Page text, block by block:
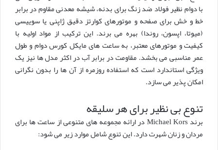
با دوام نظیر فولاد ضد زنگ برای بدنه، شیشه معدنی مقاوم در برابر
خط و خش برای صفحه و موتورهای کوارتز دقیق ژاپنی یا سوییسی
(میوتا، اپسون، روندا) بهره می برند. این ترکیب از مواد اولیه با
کیفیت و موتورهای معتبر، به ساعت های مایکل کورس دوام و طول
عمر مناسبی می بخشد. مقاومت در برابر آب در اکثر مدل ها نیز یک
ویژگی استاندارد است که استفاده روزمره از آن ها را بدون نگرانی
امکان پذیر می سازد.
تنوع بی نظیر برای هر سلیقه
برند Michael Kors در ارائه مجموعه های متنوعی از ساعت ها برای
مردان و زنان شهرت دارد. این تنوع شامل موارد زیر می شود: